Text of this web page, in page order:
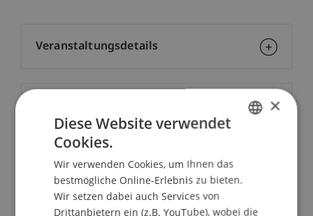
Dozierende/Dozierender:
Dipl. Ing. (FH) PatrickKrause MA
Veranstaltungsdetails
×
Diese Website verwendet
Cookies.
Wir verwenden Cookies, um Ihnen das
bestmögliche Online-Erlebnis zu bieten.
Wir setzen dabei auch Services von
Drittanbietern ein (z.B. YouTube), wobei die